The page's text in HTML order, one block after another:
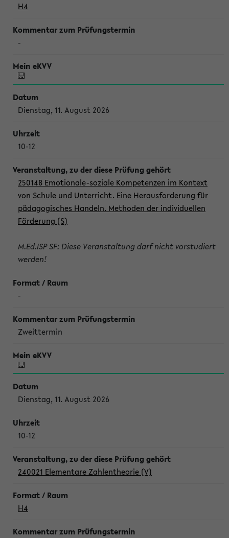
H4
-
Dienstag, 11. August 2026
10-12
250148 Emotionale-soziale Kompetenzen im Kontext
von Schule und Unterricht. Eine Herausforderung für
pädagogisches Handeln. Methoden der individuellen
Förderung (S)
M.Ed.ISP SF: Diese Veranstaltung darf nicht vorstudiert
werden!
-
Zweittermin
Dienstag, 11. August 2026
10-12
240021 Elementare Zahlentheorie (V)
H4